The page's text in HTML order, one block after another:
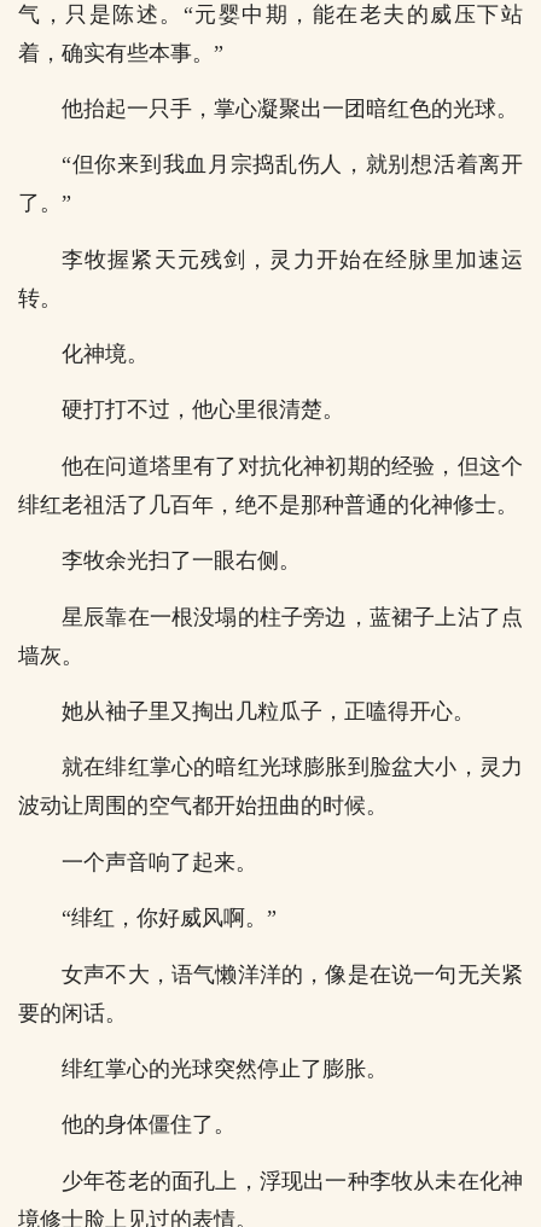
气，只是陈述。“元婴中期，能在老夫的威压下站
着，确实有些本事。”
他抬起一只手，掌心凝聚出一团暗红色的光球。
“但你来到我血月宗捣乱伤人，就别想活着离开
了。”
李牧握紧天元残剑，灵力开始在经脉里加速运
转。
化神境。
硬打打不过，他心里很清楚。
他在问道塔里有了对抗化神初期的经验，但这个
绯红老祖活了几百年，绝不是那种普通的化神修士。
李牧余光扫了一眼右侧。
星辰靠在一根没塌的柱子旁边，蓝裙子上沾了点
墙灰。
她从袖子里又掏出几粒瓜子，正嗑得开心。
就在绯红掌心的暗红光球膨胀到脸盆大小，灵力
波动让周围的空气都开始扭曲的时候。
一个声音响了起来。
“绯红，你好威风啊。”
女声不大，语气懒洋洋的，像是在说一句无关紧
要的闲话。
绯红掌心的光球突然停止了膨胀。
他的身体僵住了。
少年苍老的面孔上，浮现出一种李牧从未在化神
境修士脸上见过的表情。